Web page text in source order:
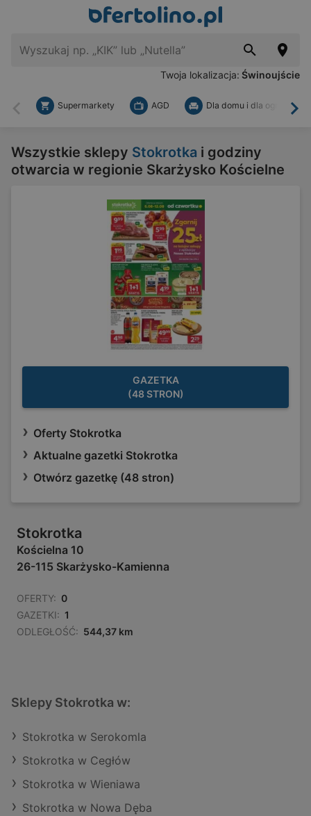
Twoja lokalizacja: Świnoujście
Wstecz
Supermarkety AGD Dla domu i dla ogrodu
Wszystkie sklepy Stokrotka i godziny
otwarcia w regionie Skarżysko Kościelne
GAZETKA
(48 STRON)
Oferty Stokrotka
Aktualne gazetki Stokrotka
Otwórz gazetkę (48 stron)
Stokrotka
Kościelna 10
26-115 Skarżysko-Kamienna
OFERTY: 0
GAZETKI: 1
ODLEGŁOŚĆ: 544,37 km
Sklepy Stokrotka w:
Stokrotka w Serokomla
Stokrotka w Cegłów
Stokrotka w Wieniawa
Stokrotka w Nowa Dęba